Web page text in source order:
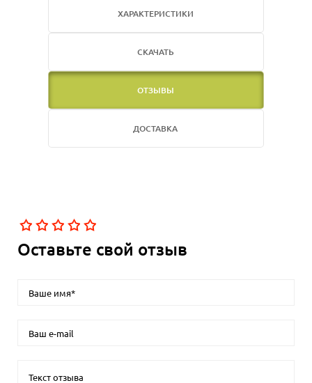
ХАРАКТЕРИСТИКИ
СКАЧАТЬ
ОТЗЫВЫ
ДОСТАВКА
Оставьте свой отзыв